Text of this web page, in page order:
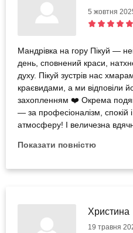
5 жовтня
Мандрівка на гору Пікуй —
день, сповнений краси,
духу. Пікуй зустрів нас
краєвидами, а ми відповіли
захопленням ❤️ Окрема
— за професіоналізм, спокій
атмосферу! І величезна
підйом був не просто
відчуття сили, єднання з
Показати повністю
Христина
19 травня